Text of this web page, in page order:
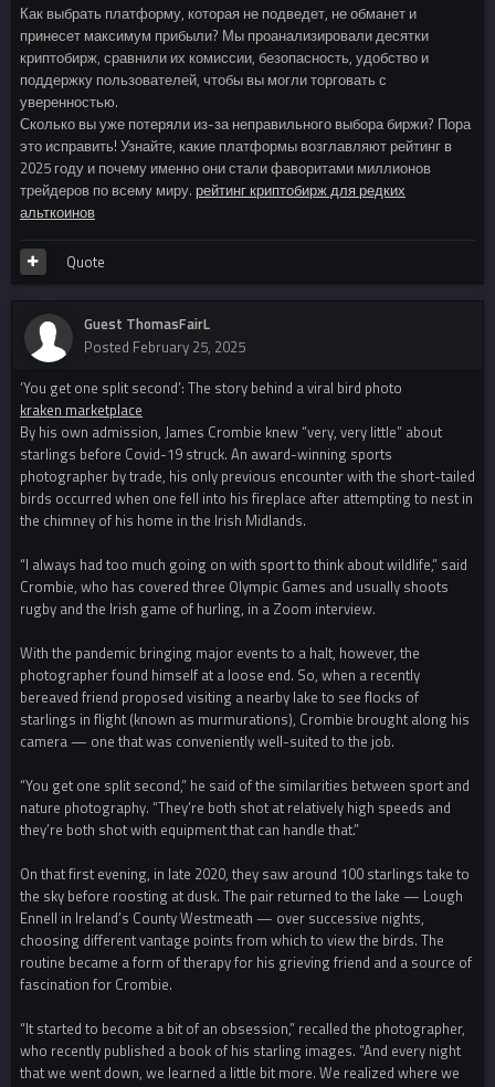
Как выбрать платформу, которая не подведет, не обманет и
принесет максимум прибыли? Мы проанализировали десятки
криптобирж, сравнили их комиссии, безопасность, удобство и
поддержку пользователей, чтобы вы могли торговать с
уверенностью.
Сколько вы уже потеряли из-за неправильного выбора биржи? Пора
это исправить! Узнайте, какие платформы возглавляют рейтинг в
2025 году и почему именно они стали фаворитами миллионов
трейдеров по всему миру. рейтинг криптобирж для редких
альткоинов
Quote
Guest ThomasFairL
Posted February 25, 2025
‘You get one split second’: The story behind a viral bird photo
kraken marketplace
By his own admission, James Crombie knew “very, very little” about
starlings before Covid-19 struck. An award-winning sports
photographer by trade, his only previous encounter with the short-tailed
birds occurred when one fell into his fireplace after attempting to nest in
the chimney of his home in the Irish Midlands.
“I always had too much going on with sport to think about wildlife,” said
Crombie, who has covered three Olympic Games and usually shoots
rugby and the Irish game of hurling, in a Zoom interview.
With the pandemic bringing major events to a halt, however, the
photographer found himself at a loose end. So, when a recently
bereaved friend proposed visiting a nearby lake to see flocks of
starlings in flight (known as murmurations), Crombie brought along his
camera — one that was conveniently well-suited to the job.
“You get one split second,” he said of the similarities between sport and
nature photography. “They’re both shot at relatively high speeds and
they’re both shot with equipment that can handle that.”
On that first evening, in late 2020, they saw around 100 starlings take to
the sky before roosting at dusk. The pair returned to the lake — Lough
Ennell in Ireland’s County Westmeath — over successive nights,
choosing different vantage points from which to view the birds. The
routine became a form of therapy for his grieving friend and a source of
fascination for Crombie.
“It started to become a bit of an obsession,” recalled the photographer,
who recently published a book of his starling images. “And every night
that we went down, we learned a little bit more. We realized where we